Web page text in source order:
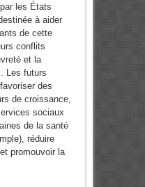
les États
à aider
de cette
conflits
et la
Les futurs
des
de croissance,
sociaux
de la santé
réduire
promouvoir la